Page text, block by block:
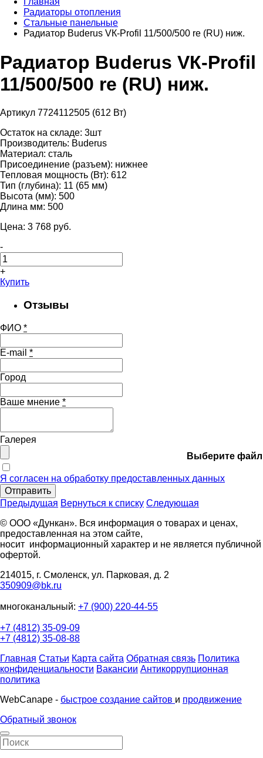
Радиаторы отопления
Стальные панельные
Радиатор Buderus VК-Profil 11/500/500 re (RU) ниж.
Радиатор Buderus VК-Profil
11/500/500 re (RU) ниж.
Артикул 7724112505 (612 Вт)
Остаток на складе: 3шт
Производитель: Buderus
Материал: сталь
Присоединение (разъем): нижнее
Тепловая мощность (Вт): 612
Тип (глубина): 11 (65 мм)
Высота (мм): 500
Длина мм: 500
Цена: 3 768 pуб.
-
+
Купить
Отзывы
ФИО *
E-mail *
Город
Ваше мнение *
Галерея
Выберите файл
Я согласен на обработку предоставленных данных
Отправить
Предыдущая Вернуться к списку Следующая
© ООО «Дункан». Вся информация о товарах и ценах,
предоставленная на этом сайте,
носит информационный характер и не является публичной
офертой.
214015, г. Смоленск, ул. Парковая, д. 2
350909@bk.ru
многоканальный: +7 (900) 220-44-55
+7 (4812) 35-09-09
+7 (4812) 35-08-88
Главная Статьи Карта сайта Обратная связь Политика
конфиденциальности Вакансии Антикоррупционная
политика
WebCanape - быстрое создание сайтов и продвижение
Обратный звонок